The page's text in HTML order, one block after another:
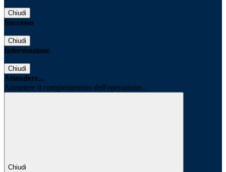
Chiudi
Successo
Chiudi
Informazione
Chiudi
Attendere...
Attendere il completamento dell'operazione...
Chiudi